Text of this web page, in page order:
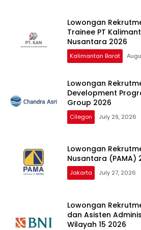
Lowongan
Trainee PT
Nusantara 2026
Kalimantan Barat
Lowongan
Development
Group 2026
Cilegon July 29, 2026
Lowongan
Nusantara (PAMA)
Jakarta July 27, 2026
Lowongan
dan Asisten
Wilayah 15 2026